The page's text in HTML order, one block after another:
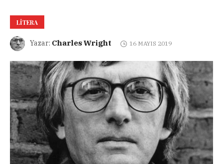
LITERA
Yazar: Charles Wright 16 MAYIS 2019